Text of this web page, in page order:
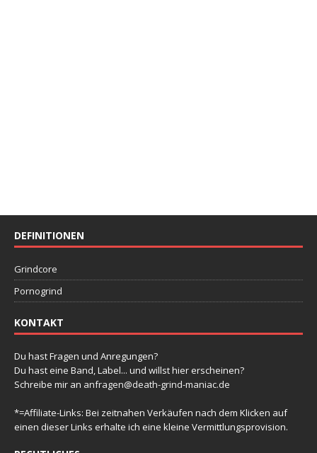
DEFINITIONEN
Grindcore
Pornogrind
KONTAKT
Du hast Fragen und Anregungen?
Du hast eine Band, Label... und willst hier erscheinen?
Schreibe mir an anfragen@death-grind-maniac.de
*=Affiliate-Links: Bei zeitnahen Verkäufen nach dem Klicken auf
einen dieser Links erhalte ich eine kleine Vermittlungsprovision.